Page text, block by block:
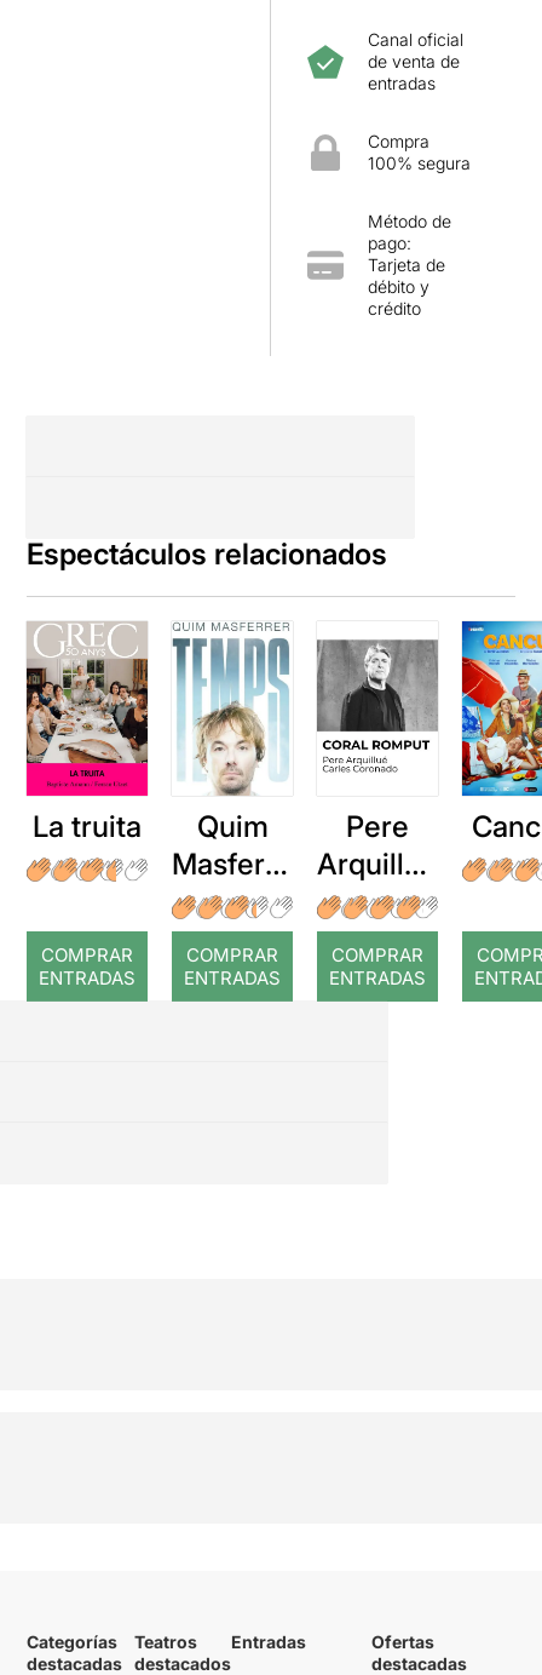
Canal oficial
de venta de
entradas
Compra
100% segura
Método de
pago:
Tarjeta de
débito y
crédito
Espectáculos relacionados
La truita
COMPRAR
ENTRADAS
Quim
Masferre
r: Temps
COMPRAR
ENTRADAS
Pere
Arquillué
: Coral
romput
COMPRAR
ENTRADAS
Categorías
destacadas
Teatros
destacados
Entradas
Ofertas
destacadas